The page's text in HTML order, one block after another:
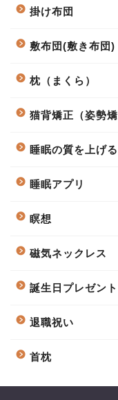
掛け布団
敷布団(敷き布団)
枕（まくら）
猫背矯正（姿勢矯
睡眠の質を上げる
睡眠アプリ
瞑想
磁気ネックレス
誕生日プレゼント
退職祝い
首枕